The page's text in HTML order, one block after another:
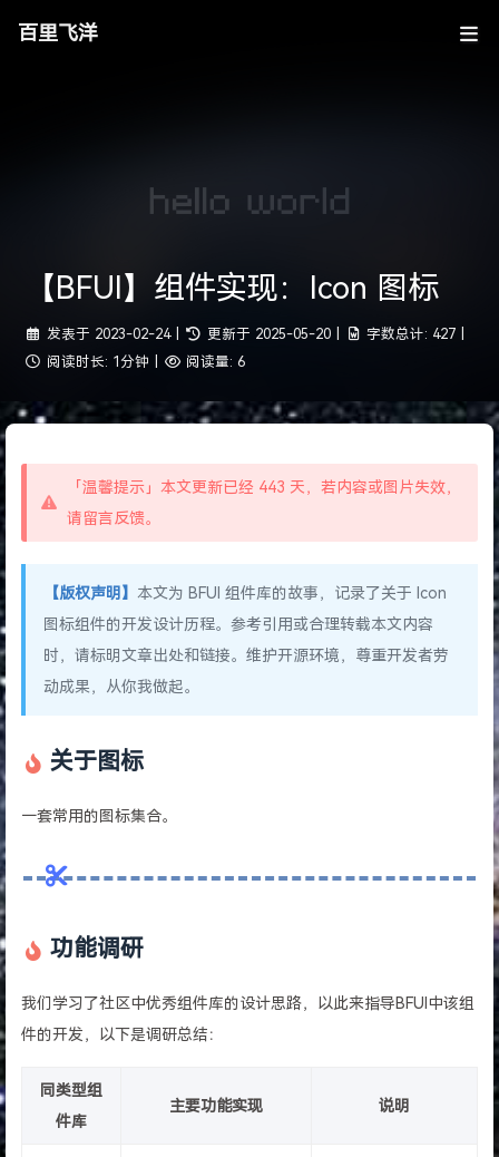
百里飞洋
【BFUI】组件实现：Icon 图标
发表于 2023-02-24 更新于 2025-05-20 字数总计: 427
阅读时长: 1分钟 阅读量: 6
「温馨提示」本文更新已经 443 天，若内容或图片失效，
请留言反馈。
【版权声明】 本文为 BFUI 组件库的故事，记录了关于 Icon
图标组件的开发设计历程。参考引用或合理转载本文内容
时，请标明文章出处和链接。维护开源环境，尊重开发者劳
动成果，从你我做起。
关于图标
一套常用的图标集合。
功能调研
我们学习了社区中优秀组件库的设计思路，以此来指导BFUI中该组
件的开发，以下是调研总结：
同类型组
件库
主要功能实现 说明